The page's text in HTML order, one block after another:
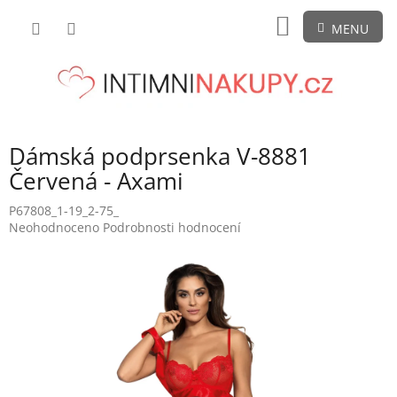
NÁKUPNÍ
KOŠÍK
Dámská podprsenka V-8881
Červená - Axami
P67808_1-19_2-75_
Průměrné
Neohodnoceno Podrobnosti hodnocení